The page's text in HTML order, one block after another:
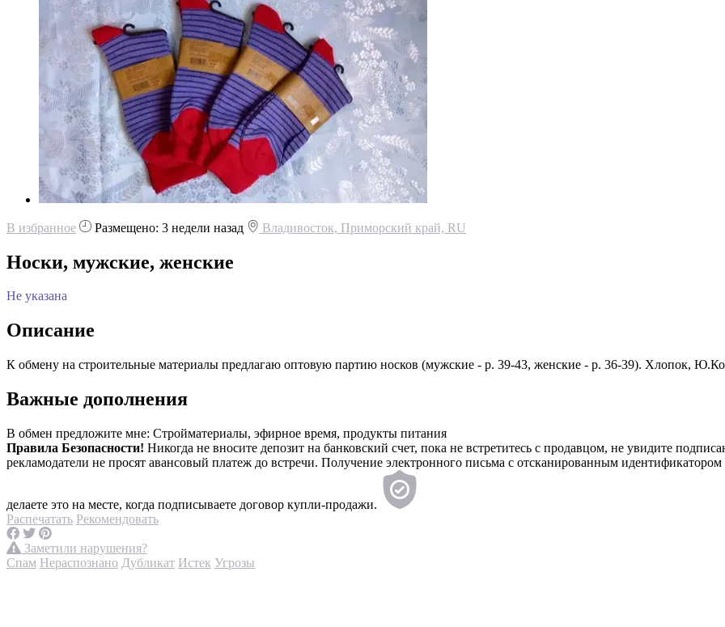
В избранное Размещено: 3 недели назад Владивосток, Приморский край, RU
Носки, мужские, женские
Не указана
Описание
К обмену на строительные материалы предлагаю оптовую партию носков (мужские - р. 39-43, женские - р. 36-39). Хлопок,
Важные дополнения
В обмен предложите мне: Стройматериалы, эфирное время, продукты питания
Правила Безопасности! Никогда не вносите депозит на банковский счет, пока не встретитесь с продавцом, не увидите
рекламодатели не просят авансовый платеж до встречи. Получение электронного письма с отсканированным
делаете это на месте, когда подписываете договор купли-продажи.
Распечатать Рекомендовать
Заметили нарушения?
Спам Нераспознано Дубликат Истек Угрозы